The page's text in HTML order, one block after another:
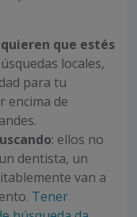
que estés
locales,
para tu
encima de
: ellos no
dentista, un
van a
Tener